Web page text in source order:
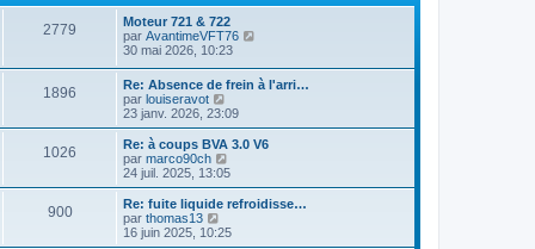
2779
Moteur 721 & 722
par AvantimeVFT76
s
u
e
r
d
e
30 mai 2026, 10:23
1896
Re: Absence de frein à l'arri…
par louiseravot
o
n
s
u
l
r
l
e
23 janv. 2026, 23:09
1026
Re: à coups BVA 3.0 V6
par marco90ch
o
n
s
l
24 juil. 2025, 13:05
900
Re: fuite liquide refroidisse…
par thomas13
o
n
16 juin 2025, 10:25